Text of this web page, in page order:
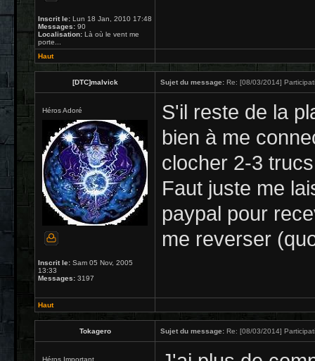
Inscrit le: Lun 18 Jan, 2010 17:48
Messages: 90
Localisation: Là où le vent me
porte...
Haut
[DTC]malvick Sujet du message: Re: [08/03/2014]
Héros Adoré
Inscrit le: Sam 05 Nov, 2005
13:33
Messages: 3197
S'il reste de la
bien à me
clocher 2-3
Faut juste me
paypal pour
me reverser
Haut
Tokagero Sujet du message: Re: [08/03/2014]
Héros Important